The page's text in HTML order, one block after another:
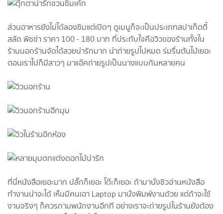
ส่วนอาหารยังไม่ได้ลองชิมแต่เปิดๆ ดูเมนูก็จะเป็นประเภทสปาเก็ตตี้
สลัด พิซซ่า ราคา 100 - 180 บาท ที่ประทับใจคือวิวของร้านทั้งใน
ร้านนอกร้านจัดได้สวยน่ารักมาก น่าถ่ายรูปไปหมด ร่มรื่นต้นไม้เยอะ
ตอนเราไปก็มีสาวๆ มาแอ๊คถ่ายรูปเป็นนางแบบกันหลายคน
ที่นี่หนังสือเยอะมาก ปลั๊กก็เยอะ โต๊ะก็เยอะ ถ้ามานั่งชิวอ่านหนังสือ
ทำงานน่าจะได้ เห็นมีคนเอา Laptop มานั่งพิมพ์งานด้วย แต่ถ้าจะใช้
งานจริงๆ ก็ควรถามพนักงานอีกที อย่างเราจะถ่ายรูปในร้านยังต้อง